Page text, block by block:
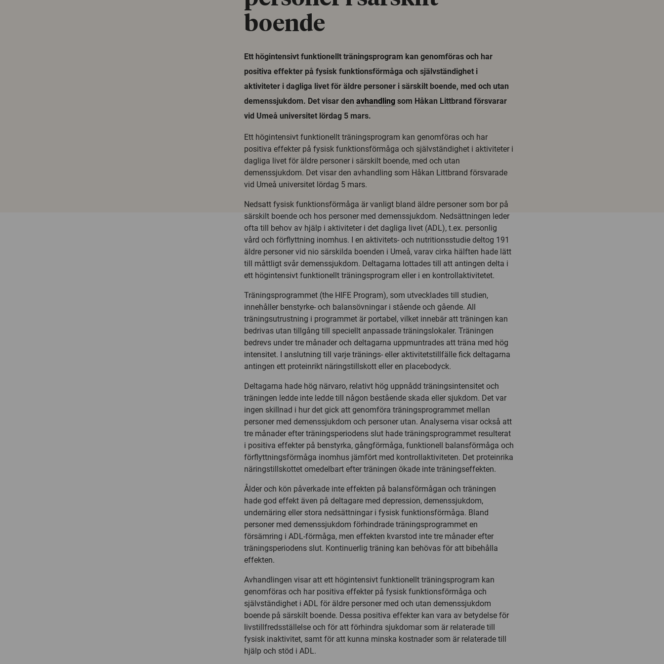
boende
Ett högintensivt funktionellt träningsprogram kan genomföras och har
positiva effekter på fysisk funktionsförmåga och självständighet i
aktiviteter i dagliga livet för äldre personer i särskilt boende, med och utan
demenssjukdom. Det visar den avhandling som Håkan Littbrand försvarar
vid Umeå universitet lördag 5 mars.
Ett högintensivt funktionellt träningsprogram kan genomföras och har
positiva effekter på fysisk funktionsförmåga och självständighet i aktiviteter i
dagliga livet för äldre personer i särskilt boende, med och utan
demenssjukdom. Det visar den avhandling som Håkan Littbrand försvarade
vid Umeå universitet lördag 5 mars.
Nedsatt fysisk funktionsförmåga är vanligt bland äldre personer som bor på
särskilt boende och hos personer med demenssjukdom. Nedsättningen leder
ofta till behov av hjälp i aktiviteter i det dagliga livet (ADL), t.ex. personlig
vård och förflyttning inomhus. I en aktivitets- och nutritionsstudie deltog 191
äldre personer vid nio särskilda boenden i Umeå, varav cirka hälften hade lätt
till måttligt svår demenssjukdom. Deltagarna lottades till att antingen delta i
ett högintensivt funktionellt träningsprogram eller i en kontrollaktivitetet.
Träningsprogrammet (the HIFE Program), som utvecklades till studien,
innehåller benstyrke- och balansövningar i stående och gående. All
träningsutrustning i programmet är portabel, vilket innebär att träningen kan
bedrivas utan tillgång till speciellt anpassade träningslokaler. Träningen
bedrevs under tre månader och deltagarna uppmuntrades att träna med hög
intensitet. I anslutning till varje tränings- eller aktivitetstillfälle fick deltagarna
antingen ett proteinrikt näringstillskott eller en placebodyck.
Deltagarna hade hög närvaro, relativt hög uppnådd träningsintensitet och
träningen ledde inte ledde till någon bestående skada eller sjukdom. Det var
ingen skillnad i hur det gick att genomföra träningsprogrammet mellan
personer med demenssjukdom och personer utan. Analyserna visar också att
tre månader efter träningsperiodens slut hade träningsprogrammet resulterat
i positiva effekter på benstyrka, gångförmåga, funktionell balansförmåga och
förflyttningsförmåga inomhus jämfört med kontrollaktiviteten. Det proteinrika
näringstillskottet omedelbart efter träningen ökade inte träningseffekten.
Ålder och kön påverkade inte effekten på balansförmågan och träningen
hade god effekt även på deltagare med depression, demenssjukdom,
undernäring eller stora nedsättningar i fysisk funktionsförmåga. Bland
personer med demenssjukdom förhindrade träningsprogrammet en
försämring i ADL-förmåga, men effekten kvarstod inte tre månader efter
träningsperiodens slut. Kontinuerlig träning kan behövas för att bibehålla
effekten.
Avhandlingen visar att ett högintensivt funktionellt träningsprogram kan
genomföras och har positiva effekter på fysisk funktionsförmåga och
självständighet i ADL för äldre personer med och utan demenssjukdom
boende på särskilt boende. Dessa positiva effekter kan vara av betydelse för
livstillfredsställelse och för att förhindra sjukdomar som är relaterade till
fysisk inaktivitet, samt för att kunna minska kostnader som är relaterade till
hjälp och stöd i ADL.